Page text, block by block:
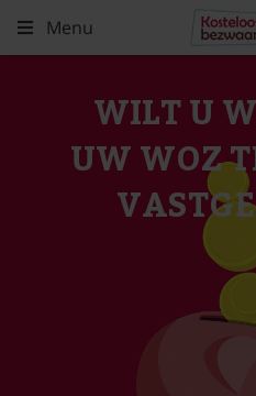
Menu
WILT U
UW WOZ